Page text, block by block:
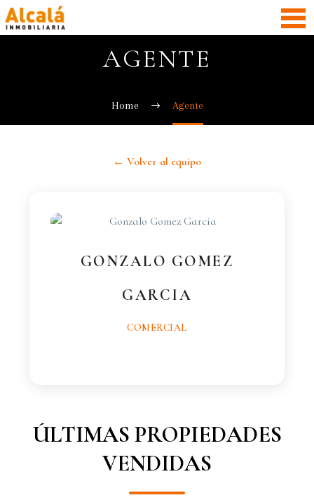
AGENTE
Home Agente
← Volver al equipo
GONZALO GOMEZ
GARCIA
COMERCIAL
ÚLTIMAS PROPIEDADES
VENDIDAS